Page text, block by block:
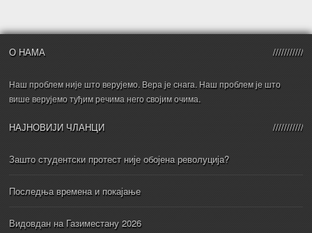
О НАМА
Наш проблем није што верујемо. Вера је снага. Наш проблем је што
више верујемо туђим речима него својим очима.
НАЈНОВИЈИ ЧЛАНЦИ
Зашто студентски протест није обојена револуција?
Последња времена и покајање
Видовдан на Газиместану 2026